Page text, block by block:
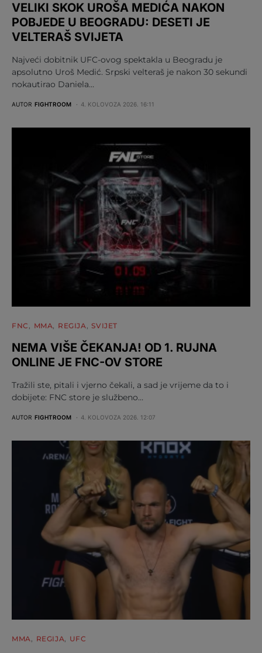
VELIKI SKOK UROŠA MEDIĆA NAKON
POBJEDE U BEOGRADU: DESETI JE
VELTERAŠ SVIJETA
Najveći dobitnik UFC-ovog spektakla u Beogradu je
apsolutno Uroš Medić. Srpski velteraš je nakon 30 sekundi
nokautirao Daniela…
AUTOR FIGHTROOM 4. KOLOVOZA 2026. 16:11
FNC MMA REGIJA SVIJET
NEMA VIŠE ČEKANJA! OD 1. RUJNA
ONLINE JE FNC-OV STORE
Tražili ste, pitali i vjerno čekali, a sad je vrijeme da to i
dobijete: FNC store je službeno…
AUTOR FIGHTROOM 4. KOLOVOZA 2026. 12:07
MMA REGIJA UFC